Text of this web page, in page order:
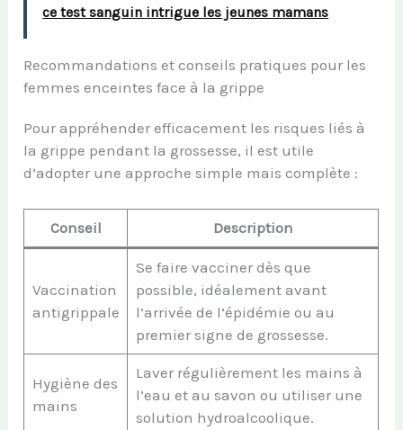
ce test sanguin intrigue les jeunes mamans
Recommandations et conseils pratiques pour les
femmes enceintes face à la grippe
Pour appréhender efficacement les risques liés à
la grippe pendant la grossesse, il est utile
d’adopter une approche simple mais complète :
Conseil Description
Vaccination
antigrippale
Se faire vacciner dès que
possible, idéalement avant
l’arrivée de l’épidémie ou au
premier signe de grossesse.
Hygiène des
mains
Laver régulièrement les mains à
l’eau et au savon ou utiliser une
solution hydroalcoolique.